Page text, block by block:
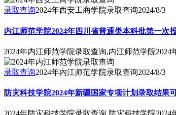
录取查询2024年西安工商学院录取查询2024/8/3
内江师范学院2024年四川省普通类本科批第一次
2024年内江师范学院录取查询,内江师范学院
录取查询2024年内江师范学院录取查询2024/8/3
防灾科技学院2024年新疆国家专项计划录取结果